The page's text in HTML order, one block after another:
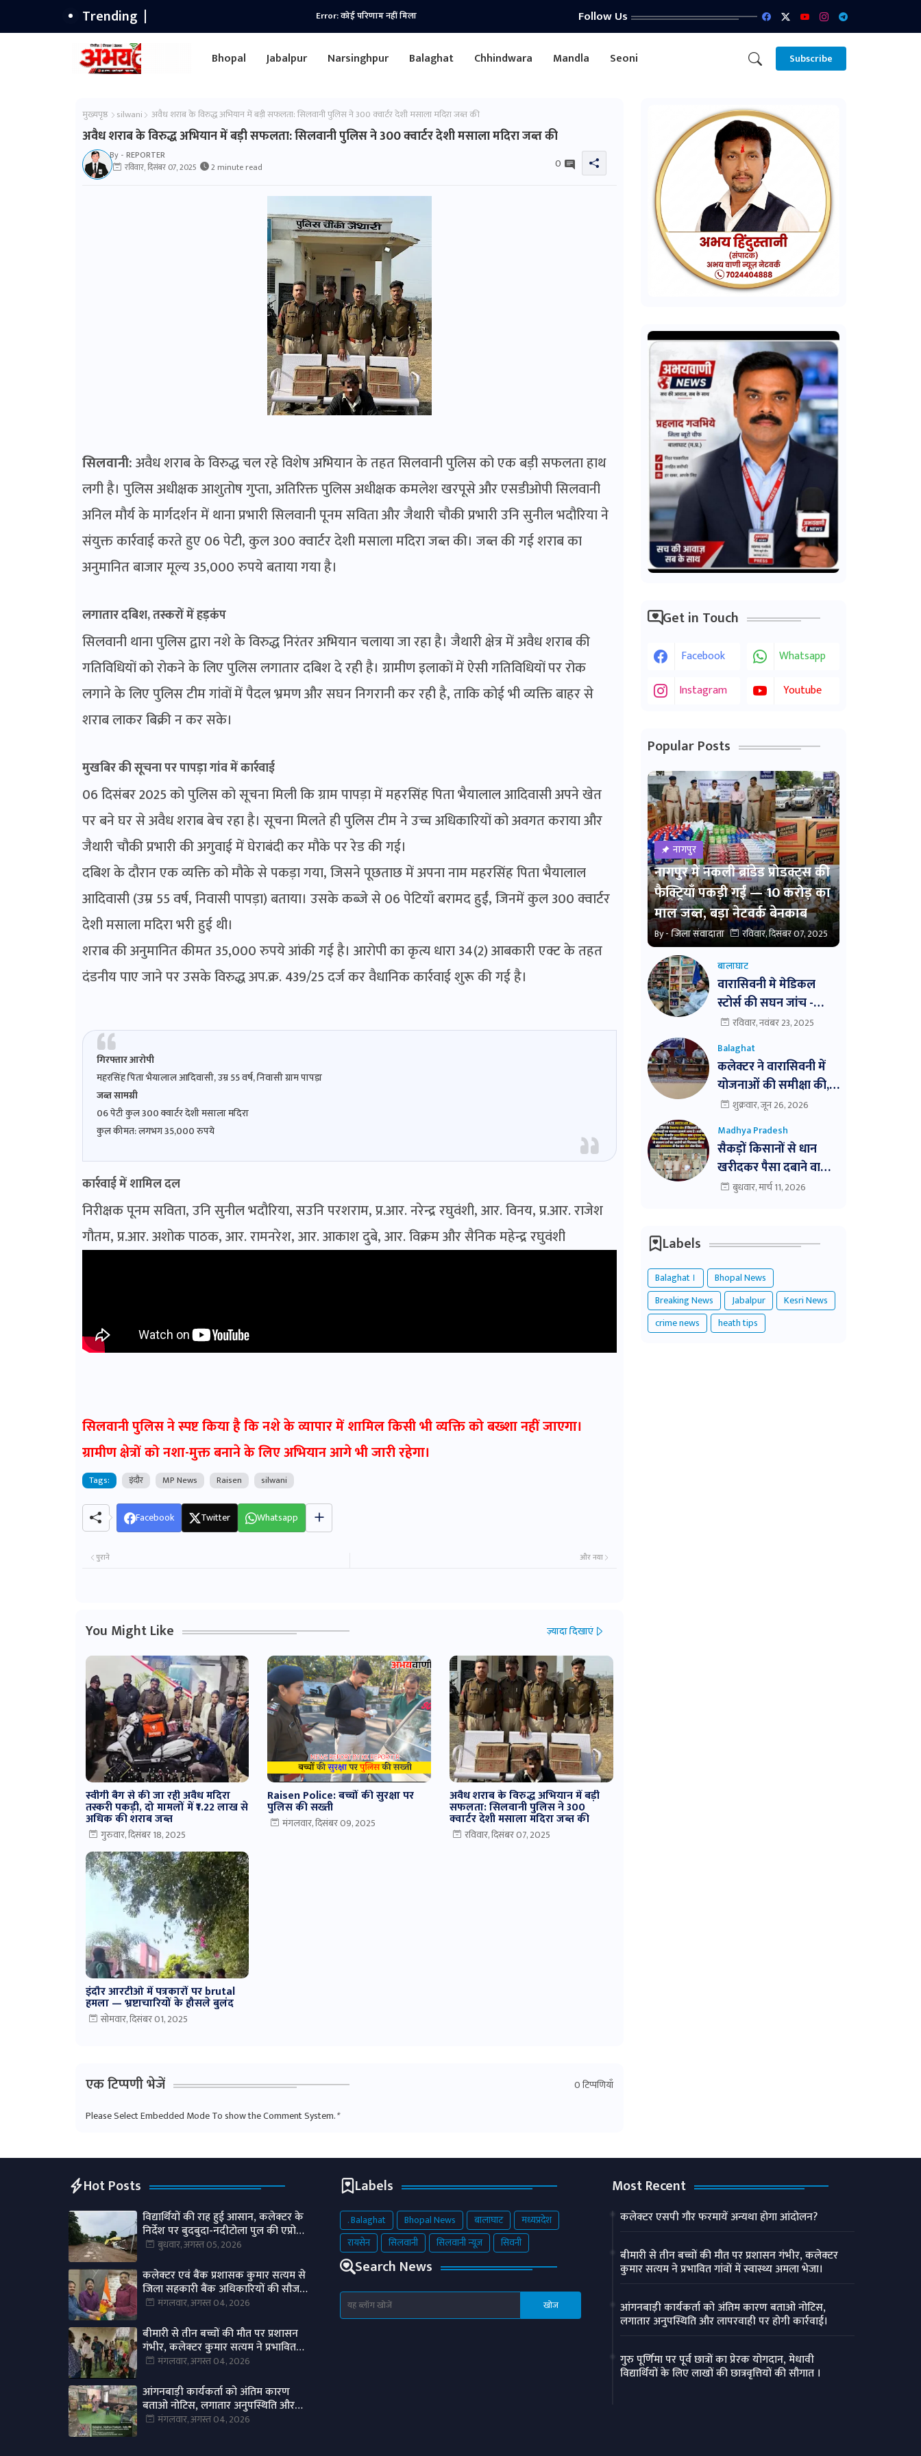
Trending Error:कोई परिणाम नहीं मिला Follow Us
Bhopal Jabalpur Narsinghpur Balaghat Chhindwara Mandla Seoni Subscribe
मुख्यपृष्ठ silwani अवैध शराब के विरुद्ध अभियान में बड़ी सफलता: सिलवानी पुलिस ने 300 क्वार्टर देशी मसाला मदिरा जब्त की
अवैध शराब के विरुद्ध अभियान में बड़ी सफलता: सिलवानी पुलिस ने 300 क्वार्टर देशी मसाला मदिरा जब्त की
By - REPORTER
रविवार, दिसंबर 07, 2025
2 minute read 0
सिलवानी:अवैध शराब के विरुद्ध चल रहे विशेष अभियान के तहत सिलवानी पुलिस को एक बड़ी सफलता हाथ
लगी है। पुलिस अधीक्षक आशुतोष गुप्ता, अतिरिक्त पुलिस अधीक्षक कमलेश खरपूसे और एसडीओपी सिलवानी
अनिल मौर्य के मार्गदर्शन में थाना प्रभारी सिलवानी पूनम सविता और जैथारी चौकी प्रभारी उनि सुनील भदौरिया ने
संयुक्त कार्रवाई करते हुए 06 पेटी, कुल 300 क्वार्टर देशी मसाला मदिरा जब्त की। जब्त की गई शराब का
अनुमानित बाजार मूल्य 35,000 रुपये बताया गया है।
लगातार दबिश, तस्करों में हड़कंप
सिलवानी थाना पुलिस द्वारा नशे के विरुद्ध निरंतर अभियान चलाया जा रहा है। जैथारी क्षेत्र में अवैध शराब की
गतिविधियों को रोकने के लिए पुलिस लगातार दबिश दे रही है। ग्रामीण इलाकों में ऐसी गतिविधियों पर रोक
लगाने के लिए पुलिस टीम गांवों में पैदल भ्रमण और सघन निगरानी कर रही है, ताकि कोई भी व्यक्ति बाहर से
शराब लाकर बिक्री न कर सके।
मुखबिर की सूचना पर पापड़ा गांव में कार्रवाई
06 दिसंबर 2025 को पुलिस को सूचना मिली कि ग्राम पापड़ा में महरसिंह पिता भैयालाल आदिवासी अपने खेत
पर बने घर से अवैध शराब बेच रहा है। सूचना मिलते ही पुलिस टीम ने उच्च अधिकारियों को अवगत कराया और
जैथारी चौकी प्रभारी की अगुवाई में घेराबंदी कर मौके पर रेड की गई।
दबिश के दौरान एक व्यक्ति को मौके से पकड़ा गया, जिसने पूछताछ में अपना नाम महरसिंह पिता भैयालाल
आदिवासी (उम्र 55 वर्ष, निवासी पापड़ा) बताया। उसके कब्जे से 06 पेटियाँ बरामद हुईं, जिनमें कुल 300 क्वार्टर
देशी मसाला मदिरा भरी हुई थी।
शराब की अनुमानित कीमत 35,000 रुपये आंकी गई है। आरोपी का कृत्य धारा 34(2) आबकारी एक्ट के तहत
दंडनीय पाए जाने पर उसके विरुद्ध अप.क्र. 439/25 दर्ज कर वैधानिक कार्रवाई शुरू की गई है।
गिरफ्तार आरोपी
महरसिंह पिता भैयालाल आदिवासी, उम्र 55 वर्ष, निवासी ग्राम पापड़ा
जब्त सामग्री
06 पेटी कुल 300 क्वार्टर देशी मसाला मदिरा
कुल कीमत: लगभग 35,000 रुपये
कार्रवाई में शामिल दल
निरीक्षक पूनम सविता, उनि सुनील भदौरिया, सउनि परशराम, प्र.आर. नरेन्द्र रघुवंशी, आर. विनय, प्र.आर. राजेश
गौतम, प्र.आर. अशोक पाठक, आर. रामनरेश, आर. आकाश दुबे, आर. विक्रम और सैनिक महेन्द्र रघुवंशी
सिलवानी पुलिस ने स्पष्ट किया है कि नशे के व्यापार में शामिल किसी भी व्यक्ति को बख्शा नहीं जाएगा।
ग्रामीण क्षेत्रों को नशा-मुक्त बनाने के लिए अभियान आगे भी जारी रहेगा।
Tags: इंदौर MP News Raisen silwani
Facebook Twitter Whatsapp
और नया
पुराने
You Might Like ज़्यादा दिखाएं
स्वीगी बैग से की जा रही अवैध मदिरा
तस्करी पकड़ी, दो मामलों में ₹1.22 लाख से
अधिक की शराब जब्त
गुरुवार, दिसंबर 18, 2025
Raisen Police: बच्चों की सुरक्षा पर
पुलिस की सख्ती
मंगलवार, दिसंबर 09, 2025
अवैध शराब के विरुद्ध अभियान में बड़ी
सफलता: सिलवानी पुलिस ने 300
क्वार्टर देशी मसाला मदिरा जब्त की
रविवार, दिसंबर 07, 2025
इंदौर आरटीओ में पत्रकारों पर brutal
हमला — भ्रष्टाचारियों के हौसले बुलंद
सोमवार, दिसंबर 01, 2025
एक टिप्पणी भेजें
0 टिप्पणियाँ
Please Select Embedded Mode To show the Comment System.*
Get in Touch
Facebook
Whatsapp
Instagram
Youtube
Popular Posts
नागपुर
नागपुर में नकली ब्रांडेड प्रोडक्ट्स की
फैक्ट्रियाँ पकड़ी गईं — 10 करोड़ का
माल जब्त, बड़ा नेटवर्क बेनकाब
By -जिला संवादाता रविवार, दिसंबर 07, 2025
बालाघाट
वारासिवनी मे मेडिकल
स्टोर्स की सघन जांच -
अमुल्य मेडिकल की बिक्री
बंद । तीन दवाईयो के नमुने
जांच हेतु भेजे ।
रविवार, नवंबर 23, 2025
Balaghat
कलेक्टर ने वारासिवनी में
योजनाओं की समीक्षा की,
लापरवाही पर सख्त कार्रवाई
के निर्देश। बैठक में
विभागवार समीक्षा,
लापरवाही पर नोटिस और
निलंबन तक की कार्रवाई के
निर्देश
शुक्रवार, जून 26, 2026
Madhya Pradesh
सैकड़ों किसानों से धान
खरीदकर पैसा दबाने वाला
व्यापारी आखिरकार पुलिस
बुधवार, मार्च 11, 2026
Labels
Balaghat ।
Bhopal News
Breaking News
Jabalpur
Kesri News
crime news
heath tips
Hot Posts
विद्यार्थियों की राह हुई आसान, कलेक्टर के
निर्देश पर बुदबुदा-नदीटोला पुल की एप्रोच
रोड तैयार।
बुधवार, अगस्त 05, 2026
कलेक्टर एवं बैंक प्रशासक कुमार सत्यम से
जिला सहकारी बैंक अधिकारियों की सौजन्य
भेंट।मंगलवार, अगस्त 04, 2026
बीमारी से तीन बच्चों की मौत पर प्रशासन
गंभीर, कलेक्टर कुमार सत्यम ने प्रभावित
गांवों में स्वास्थ्य अमला भेजा।
मंगलवार, अगस्त 04, 2026
आंगनबाड़ी कार्यकर्ता को अंतिम कारण
बताओ नोटिस, लगातार अनुपस्थिति और
लापरवाही पर होगी कार्रवाई।
मंगलवार, अगस्त 04, 2026
Labels
. Balaghat Bhopal News बालाघाट
मध्यप्रदेश
रायसेन
सिलवानी सिलवानी न्यूज़ सिवनी
Search News
Most Recent
कलेक्टर एसपी गौर फरमायें अन्यथा होगा आंदोलन?
बीमारी से तीन बच्चों की मौत पर प्रशासन गंभीर, कलेक्टर
कुमार सत्यम ने प्रभावित गांवों में स्वास्थ्य अमला भेजा।
आंगनबाड़ी कार्यकर्ता को अंतिम कारण बताओ नोटिस,
लगातार अनुपस्थिति और लापरवाही पर होगी कार्रवाई।
गुरु पूर्णिमा पर पूर्व छात्रों का प्रेरक योगदान, मेधावी
विद्यार्थियों के लिए लाखों की छात्रवृत्तियों की सौगात ।